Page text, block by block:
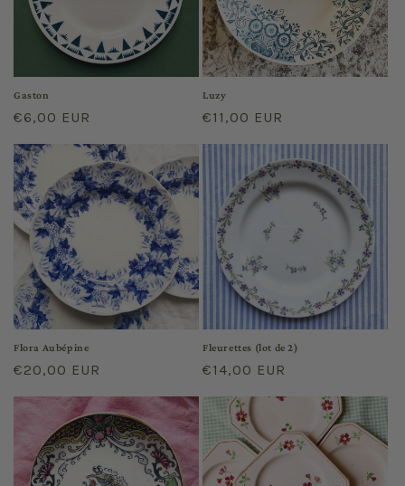
Gaston
Regular
€6,00 EUR
Luzy
Regular
€11,00 EUR
Flora Aubépine
Regular
€20,00 EUR
Fleurettes (lot de 2)
Regular
€14,00 EUR